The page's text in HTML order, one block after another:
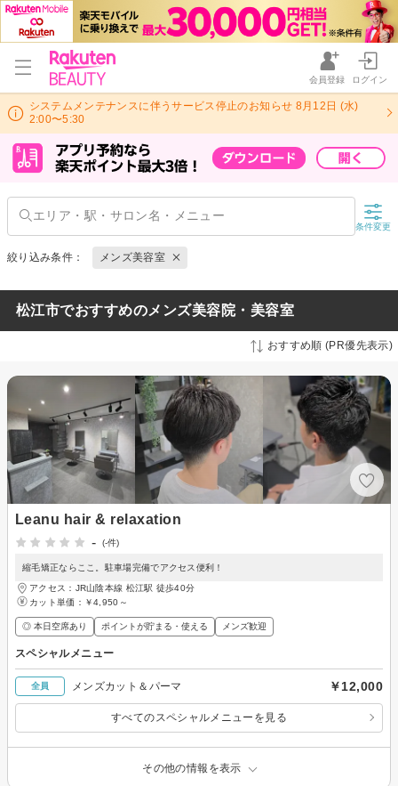
会員登録 ログイン
システムメンテナンスに伴うサービス停止のお知らせ 8月12日 (水)
2:00〜5:30
条件変更
絞り込み条件： メンズ美容室
松江市でおすすめのメンズ美容院・美容室
おすすめ順 (PR優先表示)
Leanu hair & relaxation
-
(-件)
縮毛矯正ならここ。駐車場完備でアクセス便利！
アクセス：JR山陰本線 松江駅 徒歩40分
カット単価： ￥4,950～
◎ 本日空席あり ポイントが貯まる・使える メンズ歓迎
スペシャルメニュー
全員 メンズカット＆パーマ ￥12,000
すべてのスペシャルメニューを見る
その他の情報を表示